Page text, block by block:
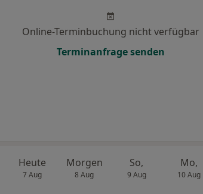
Online-Terminbuchung nicht verfügbar
Terminanfrage senden
Heute
7 Aug
Morgen
8 Aug
So,
9 Aug
Mo,
10 Aug